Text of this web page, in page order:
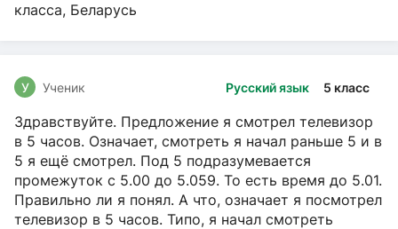
класса, Беларусь
Русский язык 5 класс
У Ученик
Здравствуйте. Предложение я смотрел телевизор
в 5 часов. Означает, смотреть я начал раньше 5 и в
5 я ещё смотрел. Под 5 подразумевается
промежуток с 5.00 до 5.059. То есть время до 5.01.
Правильно ли я понял. А что, означает я посмотрел
телевизор в 5 часов. Типо, я начал смотреть